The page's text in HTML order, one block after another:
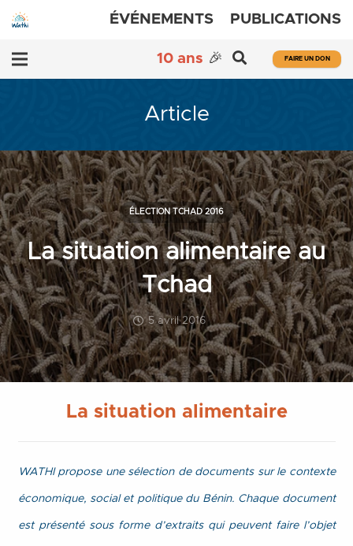
ÉVÉNEMENTS PUBLICATIONS
10 ans 🎉 FAIRE UN DON
Article
La situation alimentaire au
Tchad
5 avril 2016
ÉLECTION TCHAD 2016
La situation alimentaire
WATHI propose une sélection de documents sur le contexte
économique, social et politique du Bénin. Chaque document
est présenté sous forme d’extraits qui peuvent faire l’objet